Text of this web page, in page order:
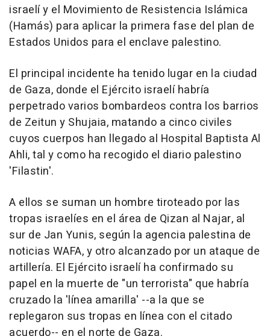
israelí y el Movimiento de Resistencia Islámica
(Hamás) para aplicar la primera fase del plan de
Estados Unidos para el enclave palestino.
El principal incidente ha tenido lugar en la ciudad
de Gaza, donde el Ejército israelí habría
perpetrado varios bombardeos contra los barrios
de Zeitun y Shujaia, matando a cinco civiles
cuyos cuerpos han llegado al Hospital Baptista Al
Ahli, tal y como ha recogido el diario palestino
'Filastin'.
A ellos se suman un hombre tiroteado por las
tropas israelíes en el área de Qizan al Najar, al
sur de Jan Yunis, según la agencia palestina de
noticias WAFA, y otro alcanzado por un ataque de
artillería. El Ejército israelí ha confirmado su
papel en la muerte de "un terrorista" que habría
cruzado la 'línea amarilla' --a la que se
replegaron sus tropas en línea con el citado
acuerdo-- en el norte de Gaza.